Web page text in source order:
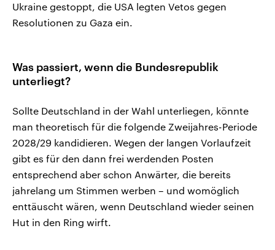
Ukraine gestoppt, die USA legten Vetos gegen
Resolutionen zu Gaza ein.
Was passiert, wenn die Bundesrepublik
unterliegt?
Sollte Deutschland in der Wahl unterliegen, könnte
man theoretisch für die folgende Zweijahres-Periode
2028/29 kandidieren. Wegen der langen Vorlaufzeit
gibt es für den dann frei werdenden Posten
entsprechend aber schon Anwärter, die bereits
jahrelang um Stimmen werben – und womöglich
enttäuscht wären, wenn Deutschland wieder seinen
Hut in den Ring wirft.